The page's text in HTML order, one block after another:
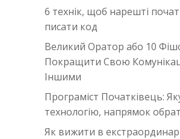
6 технік, щоб нарешті
писати код
Великий Оратор або 10
Покращити Свою
Іншими
Програміст Початківець:
технологію, напрямок
Як вижити в